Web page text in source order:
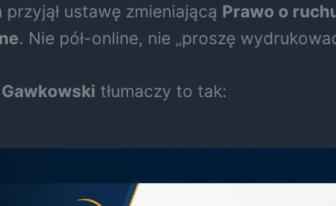
ustawę zmieniającą Prawo o
. Nie pół-online, nie „proszę
tłumaczy to tak: